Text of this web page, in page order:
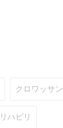
クロワッサン
リハビリ